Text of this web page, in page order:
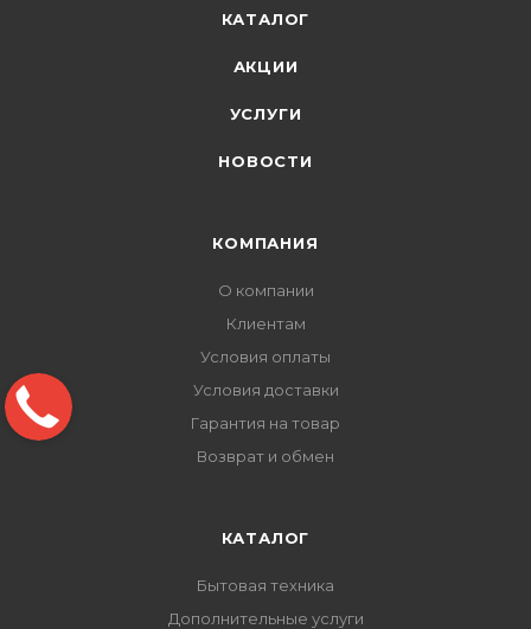
КАТАЛОГ
АКЦИИ
УСЛУГИ
НОВОСТИ
КОМПАНИЯ
О компании
Клиентам
Условия оплаты
Условия доставки
Гарантия на товар
Возврат и обмен
КАТАЛОГ
Бытовая техника
Дополнительные услуги